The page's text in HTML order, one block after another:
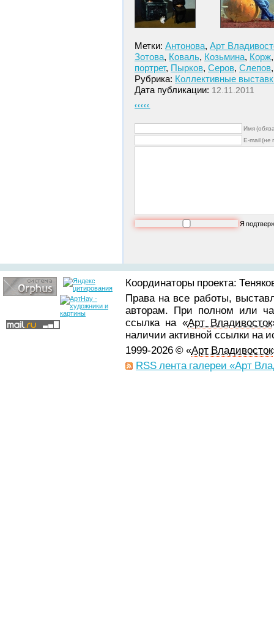
Метки: Антонова, Арт
Зотова, Коваль, Козьмина, Корж
портрет, Пырков, Серов, Слепов
Рубрика: Коллективные
Дата публикации: 12.11.2011
‹‹‹‹‹
Имя
E-mail (не
Я
Координаторы проекта:
Права на все работы,
авторам. При полном или
ссылка на «Арт Владивосток
наличии активной ссылки на
1999-2026 © «Арт Владивосток
RSS лента галереи «Арт